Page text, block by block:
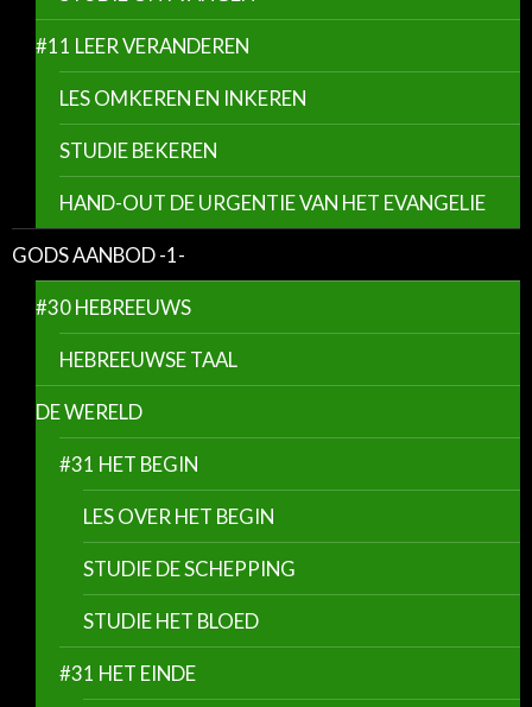
#11 LEER VERANDEREN
LES OMKEREN EN INKEREN
STUDIE BEKEREN
HAND-OUT DE URGENTIE VAN HET EVANGELIE
GODS AANBOD -1-
#30 HEBREEUWS
HEBREEUWSE TAAL
DE WERELD
#31 HET BEGIN
LES OVER HET BEGIN
STUDIE DE SCHEPPING
STUDIE HET BLOED
#31 HET EINDE